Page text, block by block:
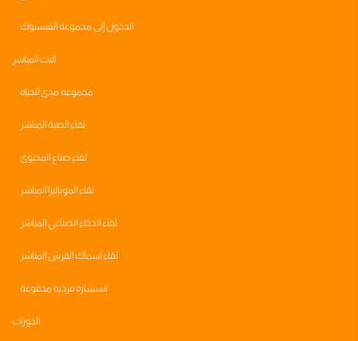
الدخول إلى مجموعة الفيسبوك
البث المباشر
مجموعه مدى الحياه
لقاء الصبة المباشر
لقاء صناع المحتوى
لقاء الموناليزا المباشر
لقاء الذكاء الصناعي المباشر
لقاء اسماك القرش المباشر
استشاره فرديه مدفوعة
الدورات